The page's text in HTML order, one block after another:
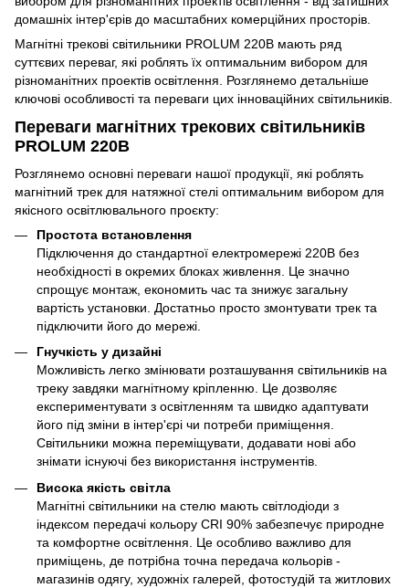
домашніх інтер'єрів до масштабних комерційних просторів.
Магнітні трекові світильники PROLUM 220В мають ряд
суттєвих переваг, які роблять їх оптимальним вибором для
різноманітних проектів освітлення. Розглянемо детальніше
ключові особливості та переваги цих інноваційних світильників.
Переваги магнітних трекових світильників
PROLUM 220В
Розглянемо основні переваги нашої продукції, які роблять
магнітний трек для натяжної стелі оптимальним вибором для
якісного освітлювального проєкту:
Простота встановлення
Підключення до стандартної електромережі 220В без
необхідності в окремих блоках живлення. Це значно
спрощує монтаж, економить час та знижує загальну
вартість установки. Достатньо просто змонтувати трек та
підключити його до мережі.
Гнучкість у дизайні
Можливість легко змінювати розташування світильників на
треку завдяки магнітному кріпленню. Це дозволяє
експериментувати з освітленням та швидко адаптувати
його під зміни в інтер'єрі чи потреби приміщення.
Світильники можна переміщувати, додавати нові або
знімати існуючі без використання інструментів.
Висока якість світла
Магнітні світильники на стелю мають світлодіоди з
індексом передачі кольору CRI 90% забезпечує природне
та комфортне освітлення. Це особливо важливо для
приміщень, де потрібна точна передача кольорів -
магазинів одягу, художніх галерей, фотостудій та житлових